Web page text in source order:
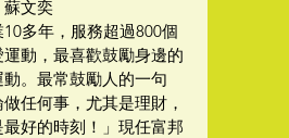
蘇文奕
多年，服務超過800個
動，最喜歡鼓勵身邊的
動。最常鼓勵人的一句
任何事，尤其是理財，
好的時刻！」現任富邦